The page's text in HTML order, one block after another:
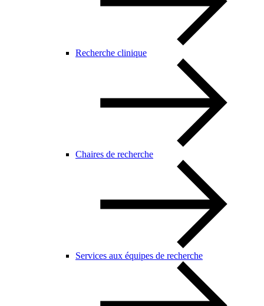
Recherche clinique
Chaires de recherche
Services aux équipes de recherche